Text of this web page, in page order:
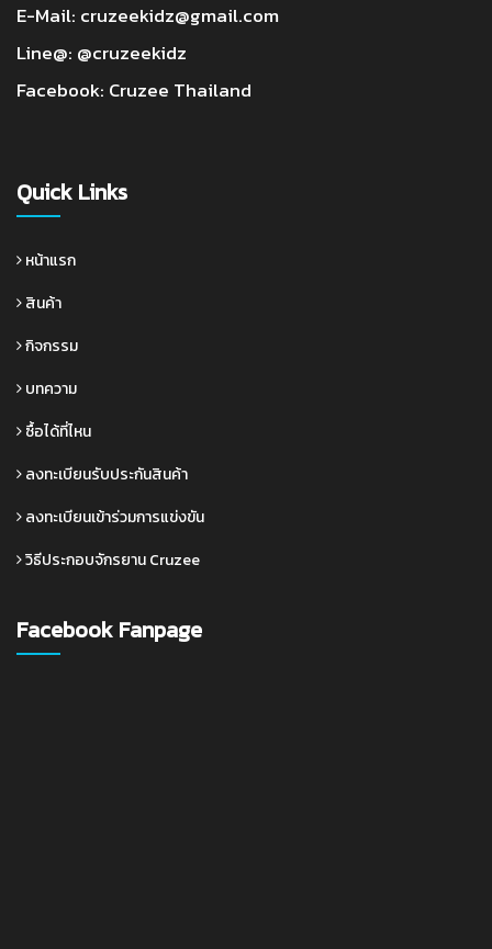
E-Mail: cruzeekidz@gmail.com
Line@: @cruzeekidz
Facebook: Cruzee Thailand
Quick Links
หน้าแรก
สินค้า
กิจกรรม
บทความ
ซื้อได้ที่ไหน
ลงทะเบียนรับประกันสินค้า
ลงทะเบียนเข้าร่วมการแข่งขัน
วิธีประกอบจักรยาน Cruzee
Facebook Fanpage